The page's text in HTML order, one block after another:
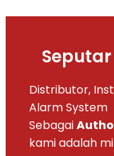
Distributor,
Alarm System
Sebagai
kami adalah